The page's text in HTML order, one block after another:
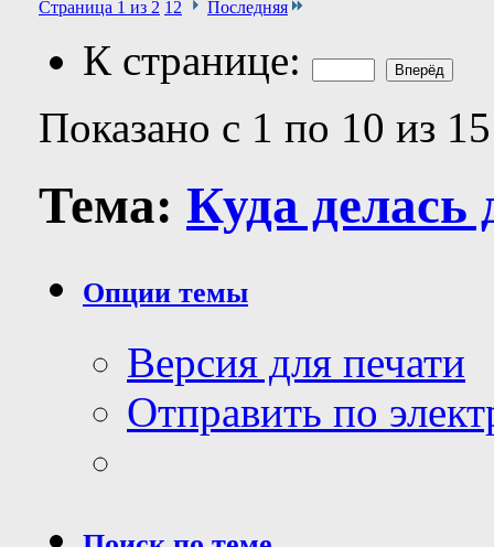
Страница 1 из 2 1 2 Последняя
К странице:
Показано с 1 по 10 из 15
Тема: Куда делась
Опции темы
Версия для печати
Отправить по